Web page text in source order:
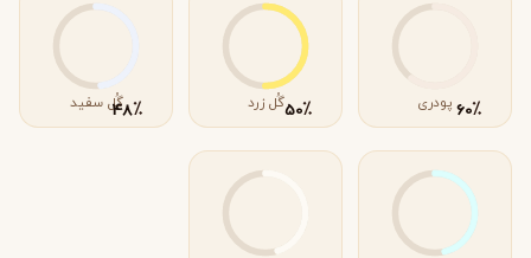
٪60 پودری ٪50گُل زرد ٪48گُل سفید